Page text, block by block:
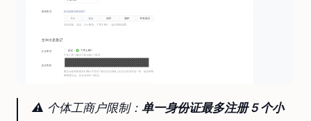
⚠️ 个体工商户限制： 单一身份证最多注册 5 个小